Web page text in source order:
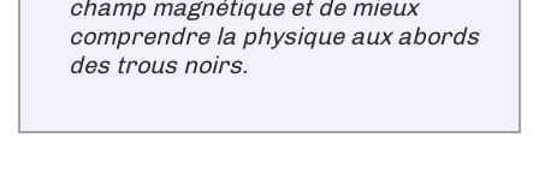
champ magnétique et de mieux
comprendre la physique aux abords
des trous noirs.